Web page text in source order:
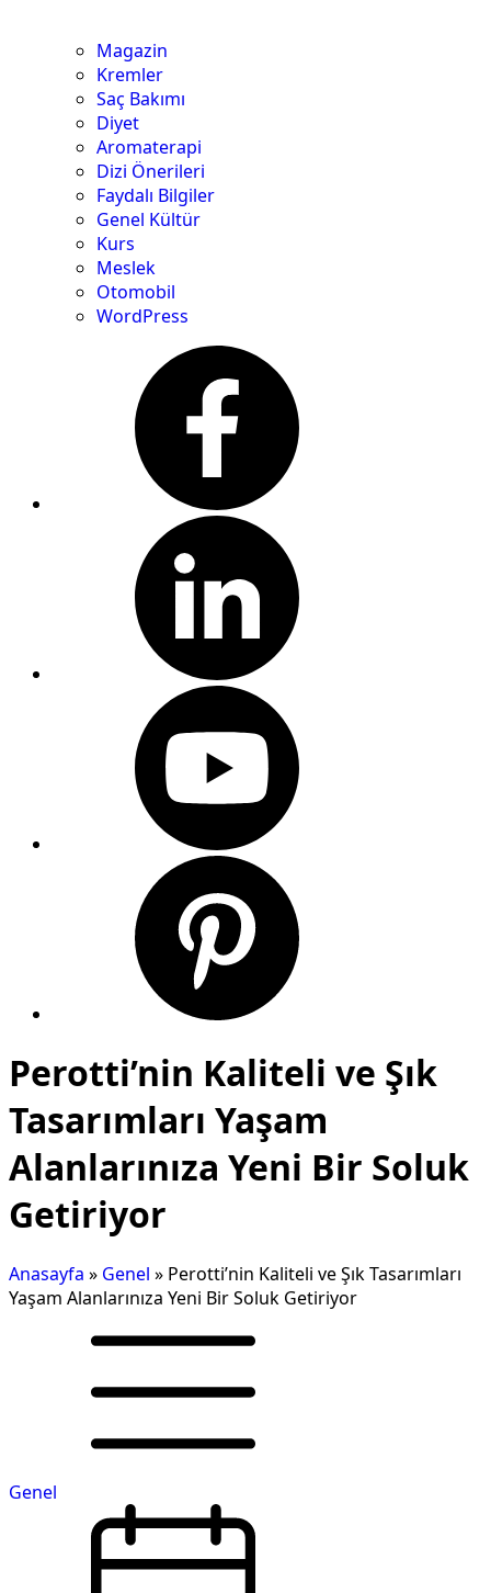
Magazin
Kremler
Saç Bakımı
Diyet
Aromaterapi
Dizi Önerileri
Faydalı Bilgiler
Genel Kültür
Kurs
Meslek
Otomobil
WordPress
Perotti’nin Kaliteli ve Şık
Tasarımları Yaşam
Alanlarınıza Yeni Bir Soluk
Getiriyor
Anasayfa » Genel » Perotti’nin Kaliteli ve Şık Tasarımları
Yaşam Alanlarınıza Yeni Bir Soluk Getiriyor
Genel